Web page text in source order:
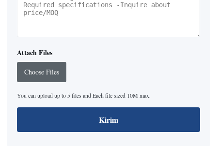
Attach Files
Choose Files
You can upload up to 5 files and Each file sized 10M max.
Kirim